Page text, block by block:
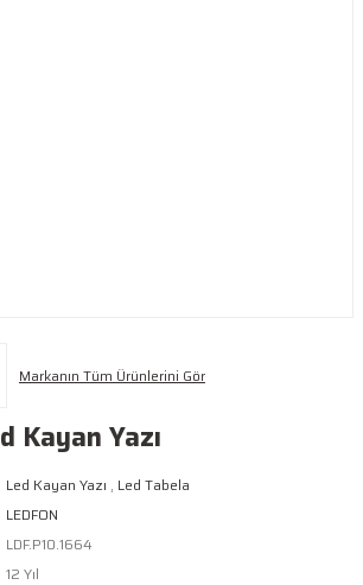
Markanın Tüm Ürünlerini Gör
Kayan Yazı
Led Kayan Yazı , Led Tabela
LEDFON
LDF.P10.1664
12 Yıl